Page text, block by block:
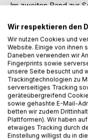
Im zweiten Band zur
die
befand sich seit ihrer
einer Abhängigkeit
dem nicht nur das
zukam, sondern das
amtierenden Prediger
beobachten ist,
Streitmomente
teilweise auch der
in Rom schlichtend
Zugleich begegnet
lustigen Anekdote,
Wir respektieren den
Wir nutzen Cookies und
Website. Einige von ihnen
Daneben verwenden wir
Fingerprints sowie
unsere Seite besucht und
Trackingtechnologien zu
serverseitiges Tracking
geräteübergreifend
sowie gehashte E-Mail-
betten wir zudem
Plattformen). Wir haben
etwaiges Tracking durch
Einstellung willigst du in